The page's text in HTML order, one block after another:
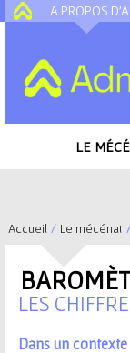
A PROPOS
LE
Accueil / Le mécénat
LES
Dans un